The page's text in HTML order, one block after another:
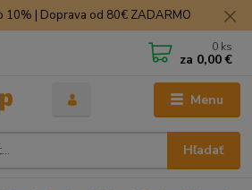
10% | Doprava od 80€ ZADARMO
Menu
Hľadať
0 ks
za 0,00 €